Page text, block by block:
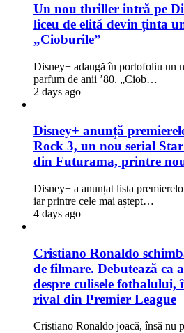
Un nou thriller intră pe
liceu de elită devin ținta
„Cioburile”
Disney+ adaugă în portofoliu un
parfum de anii ’80. „Ciob…
2 days ago
Disney+ anunță
Rock 3, un nou serial
din Futurama, printre
Disney+ a anunțat lista
iar printre cele mai aștept…
4 days ago
Cristiano Ronaldo
de filmare. Debutează ca
despre culisele fotbalului,
rival din Premier League
Cristiano Ronaldo joacă, însă nu